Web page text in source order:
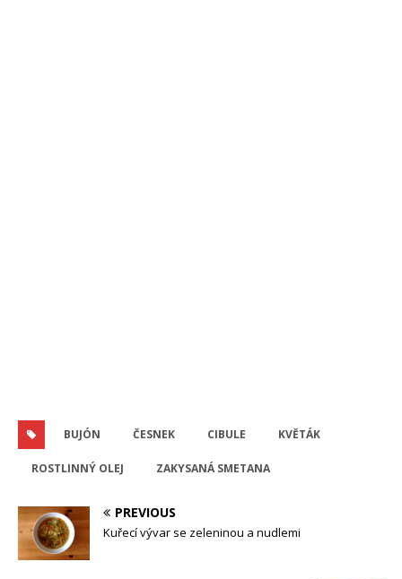
BUJÓN ČESNEK CIBULE KVĚTÁK
ROSTLINNÝ OLEJ ZAKYSANÁ SMETANA
PREVIOUS
Kuřecí vývar se zeleninou a nudlemi